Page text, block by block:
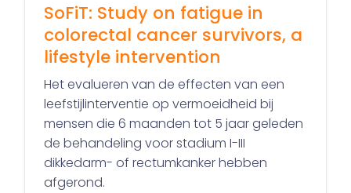
SoFiT: Study on fatigue in
colorectal cancer survivors, a
lifestyle intervention
Het evalueren van de effecten van een
leefstijlinterventie op vermoeidheid bij
mensen die 6 maanden tot 5 jaar geleden
de behandeling voor stadium I-III
dikkedarm- of rectumkanker hebben
afgerond.